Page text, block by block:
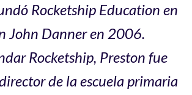
Rocketship Education en
John Danner en 2006.
Rocketship, Preston fue
de la escuela primaria